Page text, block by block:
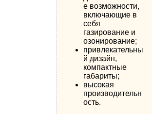
е возможности,
включающие в
себя
газирование и
озонирование;
привлекательны
й дизайн,
компактные
габариты;
высокая
производительн
ость.